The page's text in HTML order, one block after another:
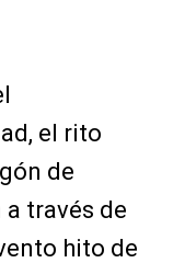
el rito
de
través de
hito de